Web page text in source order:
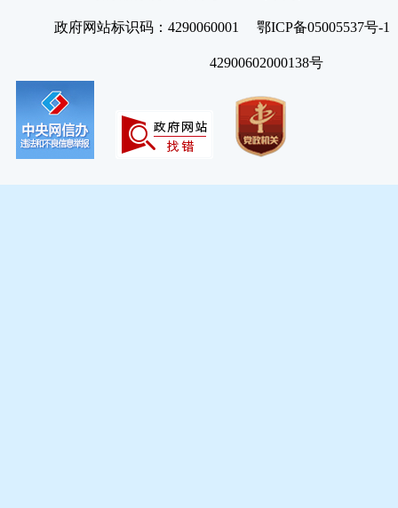
政府网站标识码：4290060001 鄂ICP备05005537号
42900602000138号